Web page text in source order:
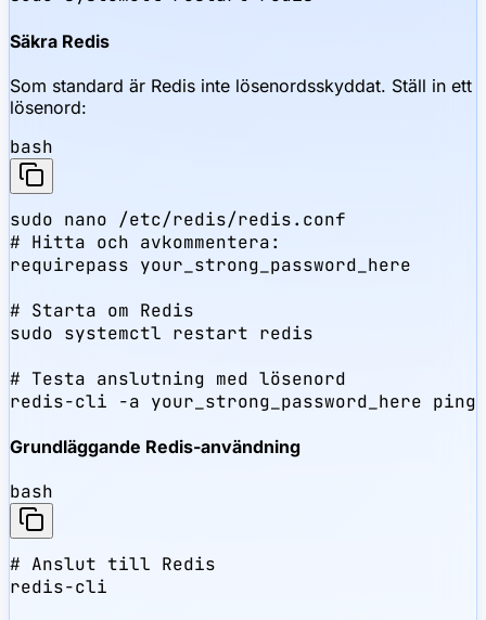
Säkra Redis
Som standard är Redis inte lösenordsskyddat. Ställ in ett
lösenord:
bash
sudo nano /etc/redis/redis.conf
# Hitta och avkommentera:
requirepass your_strong_password_here
# Starta om Redis
sudo systemctl restart redis
# Testa anslutning med lösenord
redis-cli -a your_strong_password_here ping
Grundläggande Redis-användning
bash
# Anslut till Redis
redis-cli